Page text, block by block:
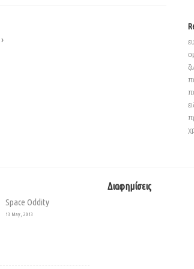
Space Oddity
13 May, 2013
Διαφημίσεις